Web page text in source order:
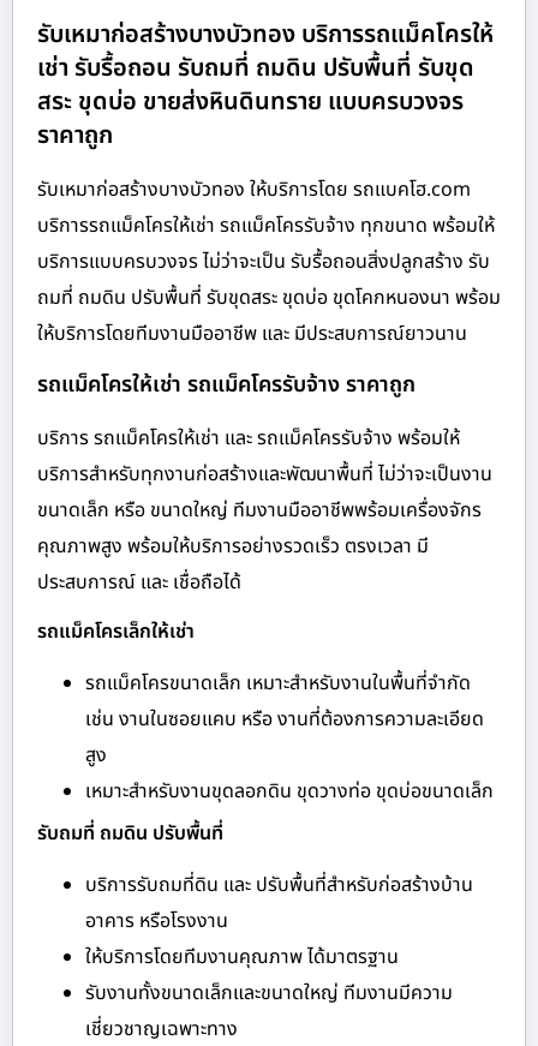
รับเหมาก่อสร้างบางบัวทอง บริการรถแม็คโครให้
เช่า รับรื้อถอน รับถมที่ ถมดิน ปรับพื้นที่ รับขุด
สระ ขุดบ่อ ขายส่งหินดินทราย แบบครบวงจร
ราคาถูก
รับเหมาก่อสร้างบางบัวทอง ให้บริการโดย รถแบคโฮ.com
บริการรถแม็คโครให้เช่า รถแม็คโครรับจ้าง ทุกขนาด พร้อมให้
บริการแบบครบวงจร ไม่ว่าจะเป็น รับรื้อถอนสิ่งปลูกสร้าง รับ
ถมที่ ถมดิน ปรับพื้นที่ รับขุดสระ ขุดบ่อ ขุดโคกหนองนา พร้อม
ให้บริการโดยทีมงานมืออาชีพ และ มีประสบการณ์ยาวนาน
รถแม็คโครให้เช่า รถแม็คโครรับจ้าง ราคาถูก
บริการ รถแม็คโครให้เช่า และ รถแม็คโครรับจ้าง พร้อมให้
บริการสำหรับทุกงานก่อสร้างและพัฒนาพื้นที่ ไม่ว่าจะเป็นงาน
ขนาดเล็ก หรือ ขนาดใหญ่ ทีมงานมืออาชีพพร้อมเครื่องจักร
คุณภาพสูง พร้อมให้บริการอย่างรวดเร็ว ตรงเวลา มี
ประสบการณ์ และ เชื่อถือได้
รถแม็คโครเล็กให้เช่า
รถแม็คโครขนาดเล็ก เหมาะสำหรับงานในพื้นที่จำกัด
เช่น งานในซอยแคบ หรือ งานที่ต้องการความละเอียด
สูง
เหมาะสำหรับงานขุดลอกดิน ขุดวางท่อ ขุดบ่อขนาดเล็ก
รับถมที่ ถมดิน ปรับพื้นที่
บริการรับถมที่ดิน และ ปรับพื้นที่สำหรับก่อสร้างบ้าน
อาคาร หรือโรงงาน
ให้บริการโดยทีมงานคุณภาพ ได้มาตรฐาน
รับงานทั้งขนาดเล็กและขนาดใหญ่ ทีมงานมีความ
เชี่ยวชาญเฉพาะทาง